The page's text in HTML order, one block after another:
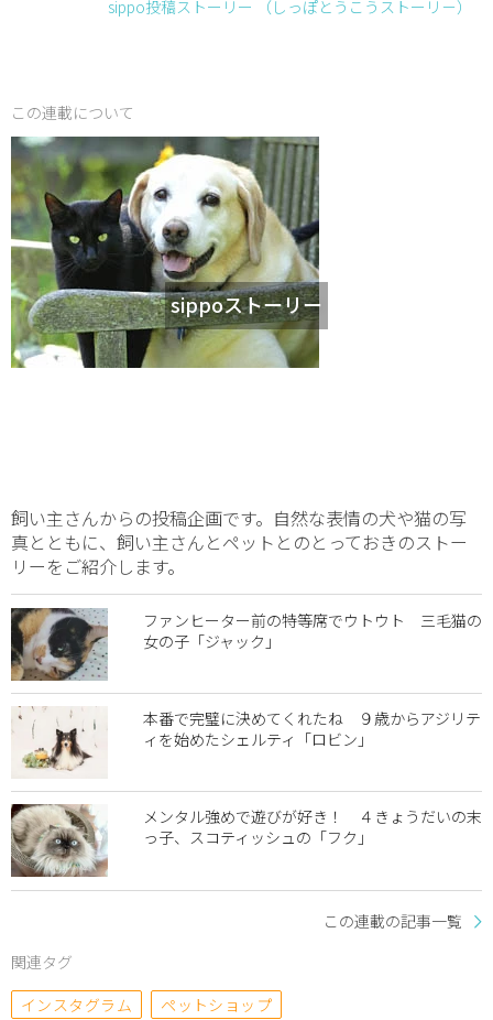
sippo投稿ストーリー （しっぽとうこうストーリ－）
この連載について
sippoストーリー
飼い主さんからの投稿企画です。自然な表情の犬や猫の写
真とともに、飼い主さんとペットとのとっておきのストー
リーをご紹介します。
ファンヒーター前の特等席でウトウト 三毛猫の
女の子「ジャック」
本番で完璧に決めてくれたね ９歳からアジリテ
ィを始めたシェルティ「ロビン」
メンタル強めで遊びが好き！ ４きょうだいの末
っ子、スコティッシュの「フク」
この連載の記事一覧
関連タグ
インスタグラム
ペットショップ